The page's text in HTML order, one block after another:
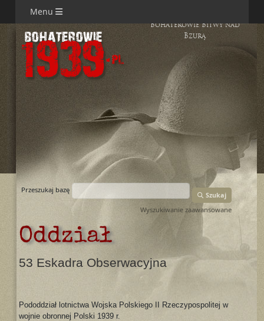
Menu
Bohaterowie Bitwy nad
Bzurą
Przeszukaj bazę
Szukaj
Wyszukiwanie zaawansowane
Oddział
53 Eskadra Obserwacyjna
Pododdział lotnictwa Wojska Polskiego II Rzeczypospolitej w
wojnie obronnej Polski 1939 r.